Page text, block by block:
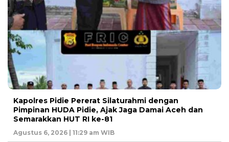
Kapolres Pidie Pererat Silaturahmi dengan
Pimpinan HUDA Pidie, Ajak Jaga Damai Aceh dan
Semarakkan HUT RI ke-81
Agustus 6, 2026 | 11:29 am WIB